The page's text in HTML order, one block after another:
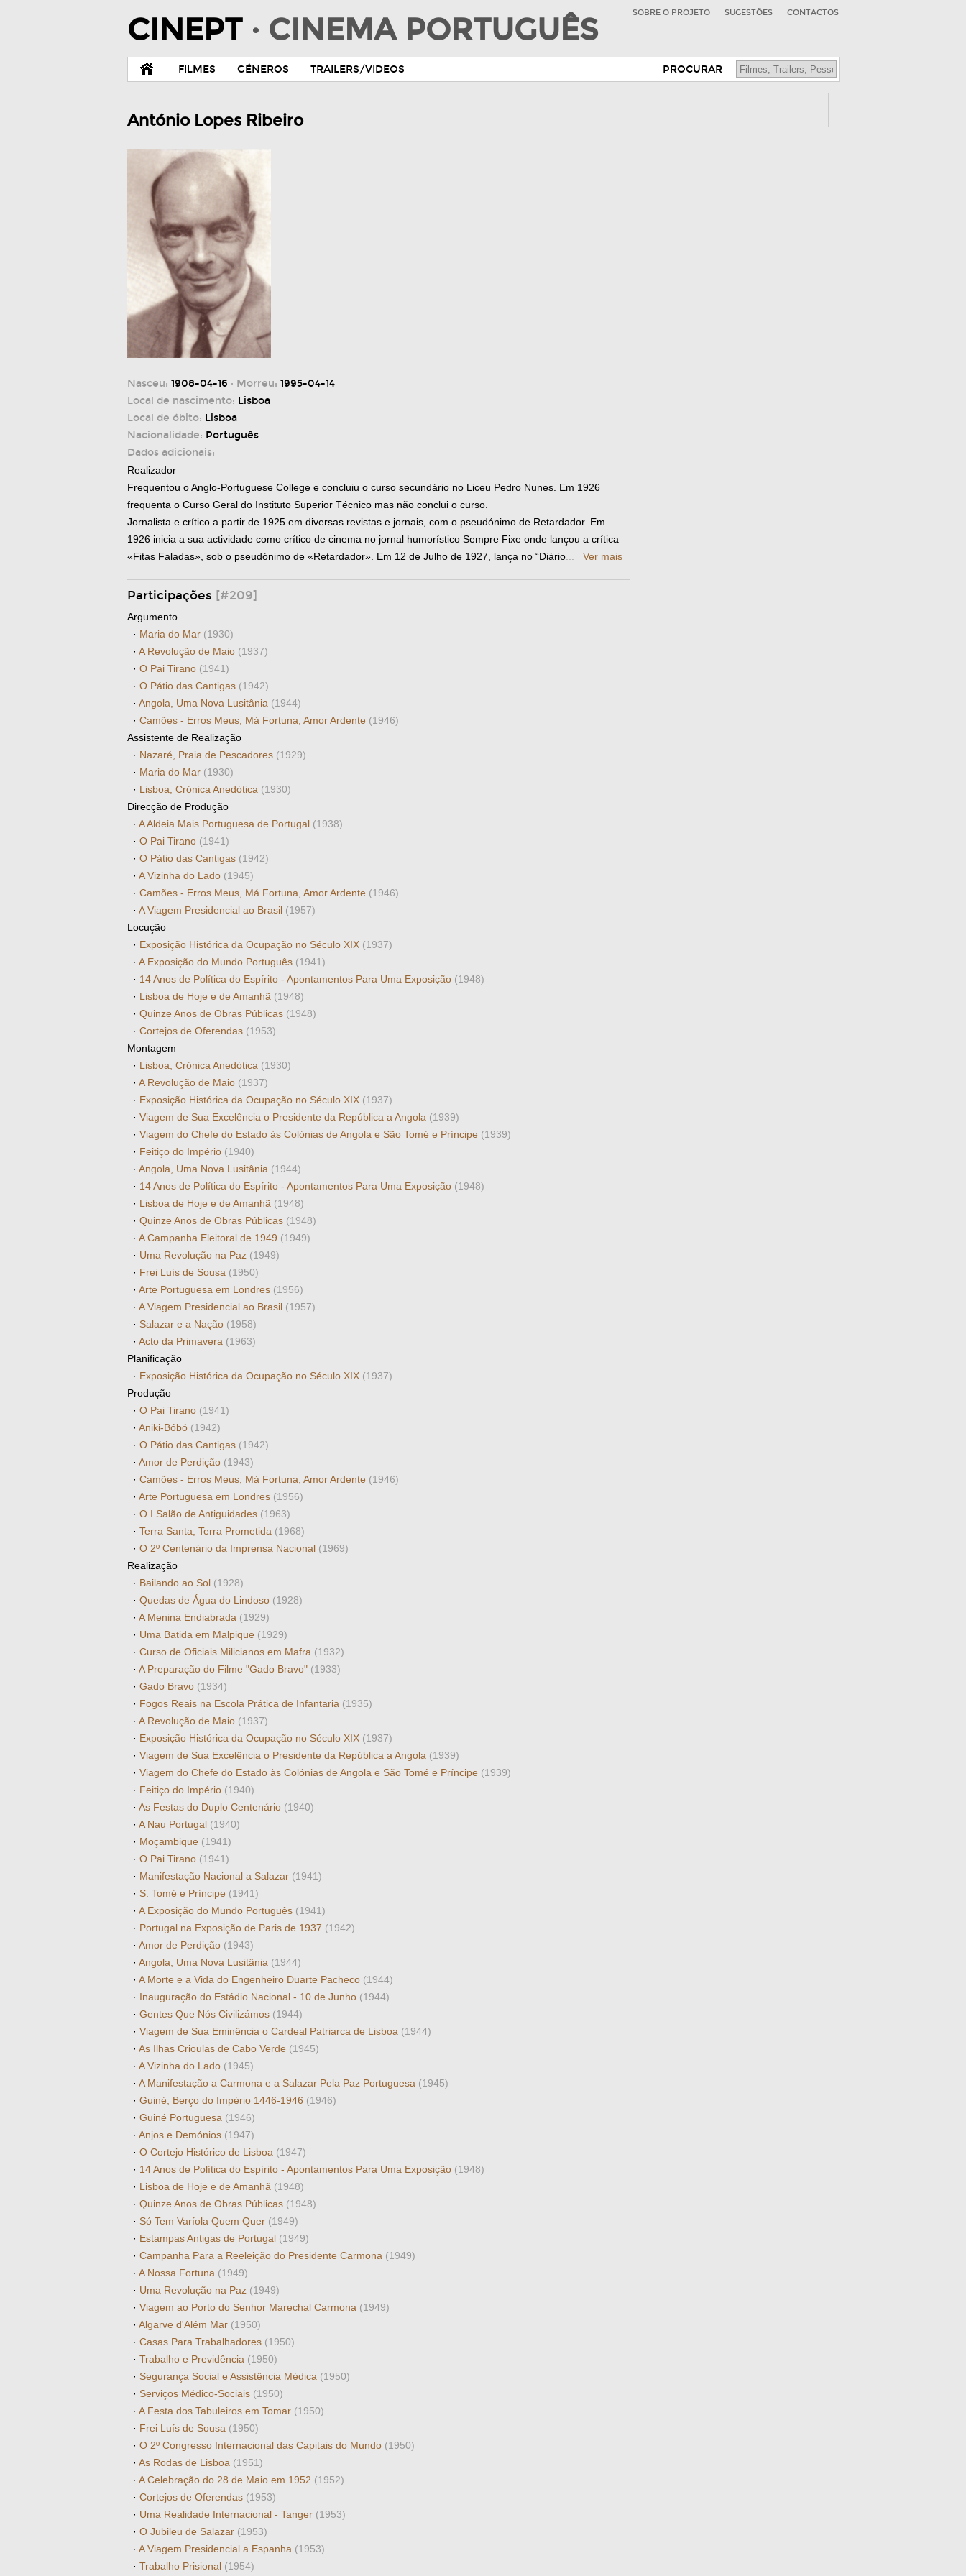
CINEPT · CINEMA PORTUGUÊS SOBRE O PROJETO SUGESTÕES CONTACTOS
FILMES GÉNEROS TRAILERS/VIDEOS PROCURAR
António Lopes Ribeiro
Nasceu: 1908-04-16 · Morreu: 1995-04-14
Local de nascimento: Lisboa
Local de óbito: Lisboa
Nacionalidade: Português
Dados adicionais:
Realizador
Frequentou o Anglo-Portuguese College e concluiu o curso secundário no Liceu Pedro Nunes. Em 1926
frequenta o Curso Geral do Instituto Superior Técnico mas não conclui o curso.
Jornalista e crítico a partir de 1925 em diversas revistas e jornais, com o pseudónimo de Retardador. Em
1926 inicia a sua actividade como crítico de cinema no jornal humorístico Sempre Fixe onde lançou a crítica
«Fitas Faladas», sob o pseudónimo de «Retardador». Em 12 de Julho de 1927, lança no “Diário
Ver mais
Participações [#209]
Argumento
· Maria do Mar (1930)
· A Revolução de Maio (1937)
· O Pai Tirano (1941)
· O Pátio das Cantigas (1942)
· Angola, Uma Nova Lusitânia (1944)
· Camões - Erros Meus, Má Fortuna, Amor Ardente (1946)
Assistente de Realização
· Nazaré, Praia de Pescadores (1929)
· Maria do Mar (1930)
· Lisboa, Crónica Anedótica (1930)
Direcção de Produção
· A Aldeia Mais Portuguesa de Portugal (1938)
· O Pai Tirano (1941)
· O Pátio das Cantigas (1942)
· A Vizinha do Lado (1945)
· Camões - Erros Meus, Má Fortuna, Amor Ardente (1946)
· A Viagem Presidencial ao Brasil (1957)
Locução
· Exposição Histórica da Ocupação no Século XIX (1937)
· A Exposição do Mundo Português (1941)
· 14 Anos de Política do Espírito - Apontamentos Para Uma Exposição (1948)
· Lisboa de Hoje e de Amanhã (1948)
· Quinze Anos de Obras Públicas (1948)
· Cortejos de Oferendas (1953)
Montagem
· Lisboa, Crónica Anedótica (1930)
· A Revolução de Maio (1937)
· Exposição Histórica da Ocupação no Século XIX (1937)
· Viagem de Sua Excelência o Presidente da República a Angola (1939)
· Viagem do Chefe do Estado às Colónias de Angola e São Tomé e Príncipe (1939)
· Feitiço do Império (1940)
· Angola, Uma Nova Lusitânia (1944)
· 14 Anos de Política do Espírito - Apontamentos Para Uma Exposição (1948)
· Lisboa de Hoje e de Amanhã (1948)
· Quinze Anos de Obras Públicas (1948)
· A Campanha Eleitoral de 1949 (1949)
· Uma Revolução na Paz (1949)
· Frei Luís de Sousa (1950)
· Arte Portuguesa em Londres (1956)
· A Viagem Presidencial ao Brasil (1957)
· Salazar e a Nação (1958)
· Acto da Primavera (1963)
Planificação
· Exposição Histórica da Ocupação no Século XIX (1937)
Produção
· O Pai Tirano (1941)
· Aniki-Bóbó (1942)
· O Pátio das Cantigas (1942)
· Amor de Perdição (1943)
· Camões - Erros Meus, Má Fortuna, Amor Ardente (1946)
· Arte Portuguesa em Londres (1956)
· O I Salão de Antiguidades (1963)
· Terra Santa, Terra Prometida (1968)
· O 2º Centenário da Imprensa Nacional (1969)
Realização
· Bailando ao Sol (1928)
· Quedas de Água do Lindoso (1928)
· A Menina Endiabrada (1929)
· Uma Batida em Malpique (1929)
· Curso de Oficiais Milicianos em Mafra (1932)
· A Preparação do Filme "Gado Bravo" (1933)
· Gado Bravo (1934)
· Fogos Reais na Escola Prática de Infantaria (1935)
· A Revolução de Maio (1937)
· Exposição Histórica da Ocupação no Século XIX (1937)
· Viagem de Sua Excelência o Presidente da República a Angola (1939)
· Viagem do Chefe do Estado às Colónias de Angola e São Tomé e Príncipe (1939)
· Feitiço do Império (1940)
· As Festas do Duplo Centenário (1940)
· A Nau Portugal (1940)
· Moçambique (1941)
· O Pai Tirano (1941)
· Manifestação Nacional a Salazar (1941)
· S. Tomé e Príncipe (1941)
· A Exposição do Mundo Português (1941)
· Portugal na Exposição de Paris de 1937 (1942)
· Amor de Perdição (1943)
· Angola, Uma Nova Lusitânia (1944)
· A Morte e a Vida do Engenheiro Duarte Pacheco (1944)
· Inauguração do Estádio Nacional - 10 de Junho (1944)
· Gentes Que Nós Civilizámos (1944)
· Viagem de Sua Eminência o Cardeal Patriarca de Lisboa (1944)
· As Ilhas Crioulas de Cabo Verde (1945)
· A Vizinha do Lado (1945)
· A Manifestação a Carmona e a Salazar Pela Paz Portuguesa (1945)
· Guiné, Berço do Império 1446-1946 (1946)
· Guiné Portuguesa (1946)
· Anjos e Demónios (1947)
· O Cortejo Histórico de Lisboa (1947)
· 14 Anos de Política do Espírito - Apontamentos Para Uma Exposição (1948)
· Lisboa de Hoje e de Amanhã (1948)
· Quinze Anos de Obras Públicas (1948)
· Só Tem Varíola Quem Quer (1949)
· Estampas Antigas de Portugal (1949)
· Campanha Para a Reeleição do Presidente Carmona (1949)
· A Nossa Fortuna (1949)
· Uma Revolução na Paz (1949)
· Viagem ao Porto do Senhor Marechal Carmona (1949)
· Algarve d'Além Mar (1950)
· Casas Para Trabalhadores (1950)
· Trabalho e Previdência (1950)
· Segurança Social e Assistência Médica (1950)
· Serviços Médico-Sociais (1950)
· A Festa dos Tabuleiros em Tomar (1950)
· Frei Luís de Sousa (1950)
· O 2º Congresso Internacional das Capitais do Mundo (1950)
· As Rodas de Lisboa (1951)
· A Celebração do 28 de Maio em 1952 (1952)
· Cortejos de Oferendas (1953)
· Uma Realidade Internacional - Tanger (1953)
· O Jubileu de Salazar (1953)
· A Viagem Presidencial a Espanha (1953)
· Trabalho Prisional (1954)